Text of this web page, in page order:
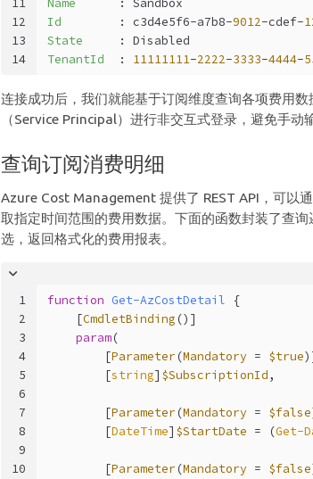
12
13
14
Id
        : c3d4e5f6-a7b8-
9012-cdef-
State
     : Disabled
TenantId
  :
11111111-2222-3333-4444-
连接成功后，我们就能基于订阅维度查询各项费用
（Service Principal）进行非交互式登录，避免手动
查询订阅消费明细
Azure Cost Management 提供了 REST API，可以
取指定时间范围的费用数据。下面的函数封装了查
选，返回格式化的费用报表。
1
2
3
4
5
6
7
8
9
10
function Get-AzCostDetail {
[CmdletBinding ()]
param(
        [
Parameter (Mandatory = $true
        [
string] $SubscriptionId,
        [
Parameter (Mandatory = $false
        [
DateTime] $StartDate = (Get-
        [
Parameter (Mandatory = $false